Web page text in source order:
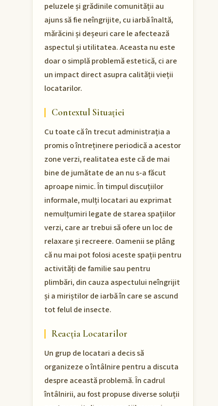
peluzele și grădinile comunității au
ajuns să fie neîngrijite, cu iarbă înaltă,
mărăcini și deșeuri care le afectează
aspectul și utilitatea. Aceasta nu este
doar o simplă problemă estetică, ci are
un impact direct asupra calității vieții
locatarilor.
Contextul Situației
Cu toate că în trecut administrația a
promis o întreținere periodică a acestor
zone verzi, realitatea este că de mai
bine de jumătate de an nu s-a făcut
aproape nimic. În timpul discuțiilor
informale, mulți locatari au exprimat
nemulțumiri legate de starea spațiilor
verzi, care ar trebui să ofere un loc de
relaxare și recreere. Oamenii se plâng
că nu mai pot folosi aceste spații pentru
activități de familie sau pentru
plimbări, din cauza aspectului neîngrijit
și a miriștilor de iarbă în care se ascund
tot felul de insecte.
Reacția Locatarilor
Un grup de locatari a decis să
organizeze o întâlnire pentru a discuta
despre această problemă. În cadrul
întâlnirii, au fost propuse diverse soluții